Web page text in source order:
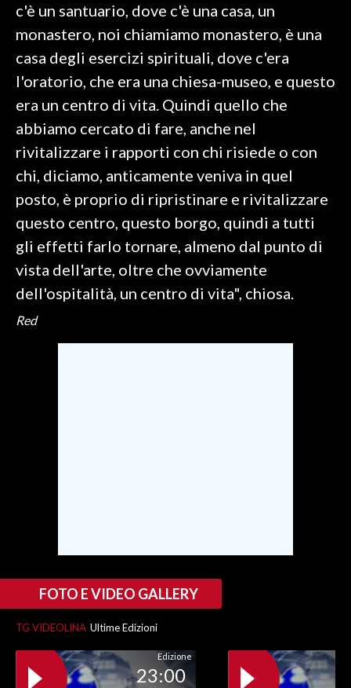
c'è un santuario, dove c'è una casa, un
monastero, noi chiamiamo monastero, è una
casa degli esercizi spirituali, dove c'era
l'oratorio, che era una chiesa-museo, e questo
era un centro di vita. Quindi quello che
abbiamo cercato di fare, anche nel
rivitalizzare i rapporti con chi risiede o con
chi, diciamo, anticamente veniva in quel
posto, è proprio di ripristinare e rivitalizzare
questo centro, questo borgo, quindi a tutti
gli effetti farlo tornare, almeno dal punto di
vista dell'arte, oltre che ovviamente
dell'ospitalità, un centro di vita", chiosa.
Red
FOTO E VIDEO GALLERY
TG VIDEOLINA Ultime Edizioni
Edizione
23:00